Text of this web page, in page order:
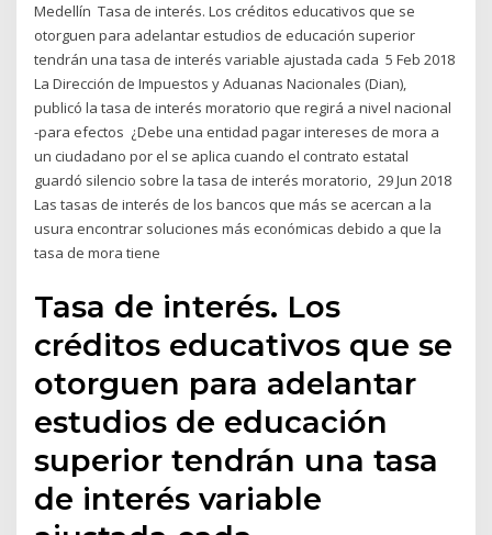
Medellín Tasa de interés. Los créditos educativos que se
otorguen para adelantar estudios de educación superior
tendrán una tasa de interés variable ajustada cada 5 Feb 2018
La Dirección de Impuestos y Aduanas Nacionales (Dian),
publicó la tasa de interés moratorio que regirá a nivel nacional
-para efectos ¿Debe una entidad pagar intereses de mora a
un ciudadano por el se aplica cuando el contrato estatal
guardó silencio sobre la tasa de interés moratorio, 29 Jun 2018
Las tasas de interés de los bancos que más se acercan a la
usura encontrar soluciones más económicas debido a que la
tasa de mora tiene
Tasa de interés. Los
créditos educativos que se
otorguen para adelantar
estudios de educación
superior tendrán una tasa
de interés variable